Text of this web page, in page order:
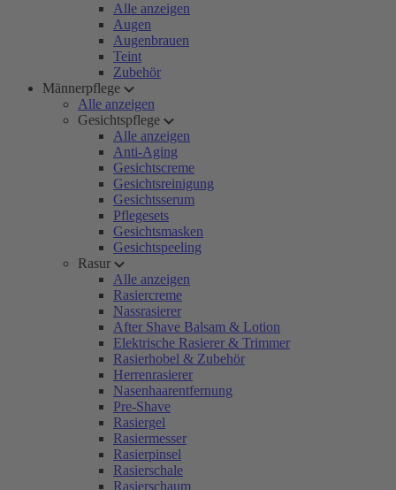
Alle anzeigen
Augen
Augenbrauen
Teint
Zubehör
Männerpflege
Alle anzeigen
Gesichtspflege
Alle anzeigen
Anti-Aging
Gesichtscreme
Gesichtsreinigung
Gesichtsserum
Pflegesets
Gesichtsmasken
Gesichtspeeling
Rasur
Alle anzeigen
Rasiercreme
Nassrasierer
After Shave Balsam & Lotion
Elektrische Rasierer & Trimmer
Rasierhobel & Zubehör
Herrenrasierer
Nasenhaarentfernung
Pre-Shave
Rasiergel
Rasiermesser
Rasierpinsel
Rasierschale
Rasierschaum